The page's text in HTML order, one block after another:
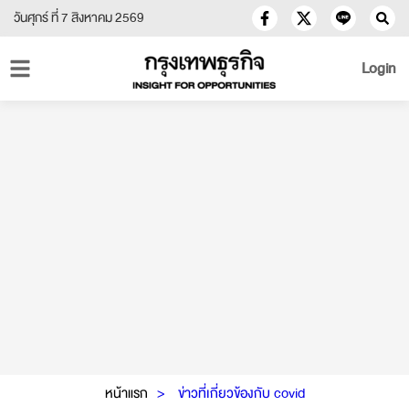
วันศุกร์ ที่ 7 สิงหาคม 2569
Login
หน้าแรก ข่าวที่เกี่ยวข้องกับ covid